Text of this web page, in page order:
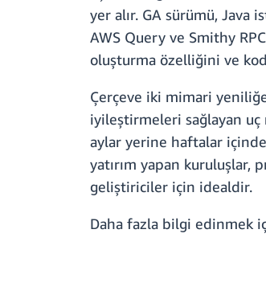
yer alır. GA sürümü, Java
AWS Query ve Smithy
oluşturma özelliğini ve
Çerçeve iki mimari
iyileştirmeleri sağlayan uç
aylar yerine haftalar
yatırım yapan kuruluşlar,
geliştiriciler için idealdir.
Daha fazla bilgi edinmek